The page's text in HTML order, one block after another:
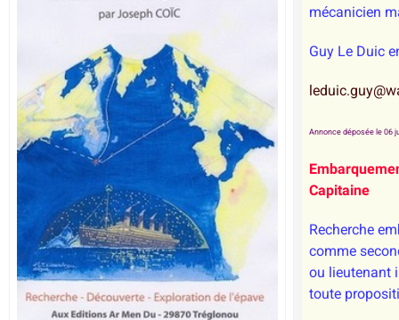
mécanicien
Guy Le Duic
Annonce déposée le 06
Capitaine
Recherche
comme
ou lieutenant
toute